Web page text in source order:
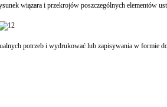
wiązara i przekrojów poszczególnych elementów
potrzeb i wydrukować lub zapisywania w formie